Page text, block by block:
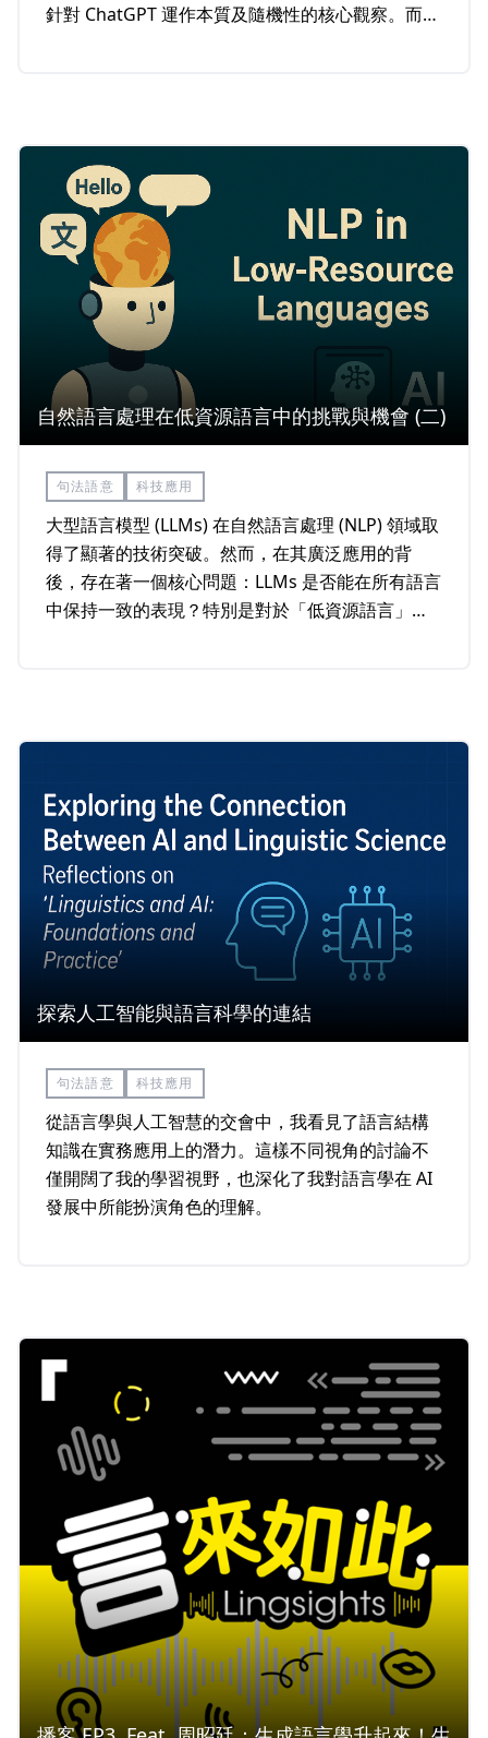
針對 ChatGPT 運作本質及隨機性的核心觀察。而因
應。同樣地，此節內容將聚焦於Wolfram | Alpha
和語言學之間可能產生的連結，而不深入涉及語言
學相關的理論和技術。
自然語言處理在低資源語言中的挑戰與機會 (二)
句法語意 科技應用
大型語言模型 (LLMs) 在自然語言處理 (NLP) 領域取
得了顯著的技術突破。然而，在其廣泛應用的背
後，存在著一個核心問題：LLMs 是否能在所有語言
中保持一致的表現？特別是對於「低資源語言」而
探索人工智能與語言科學的連結
句法語意 科技應用
從語言學與人工智慧的交會中，我看見了語言結構
知識在實務應用上的潛力。這樣不同視角的討論不
僅開闊了我的學習視野，也深化了我對語言學在 AI
發展中所能扮演角色的理解。